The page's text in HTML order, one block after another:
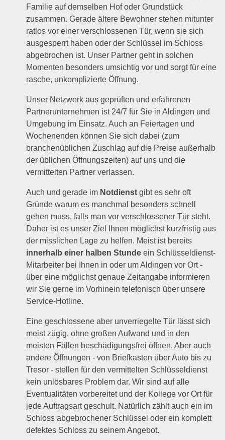
Familie auf demselben Hof oder Grundstück
zusammen. Gerade ältere Bewohner stehen mitunter
ratlos vor einer verschlossenen Tür, wenn sie sich
ausgesperrt haben oder der Schlüssel im Schloss
abgebrochen ist. Unser Partner geht in solchen
Momenten besonders umsichtig vor und sorgt für eine
rasche, unkomplizierte Öffnung.
Unser Netzwerk aus geprüften und erfahrenen
Partnerunternehmen ist 24/7 für Sie in Aldingen und
Umgebung im Einsatz. Auch an Feiertagen und
Wochenenden können Sie sich dabei (zum
branchenüblichen Zuschlag auf die Preise außerhalb
der üblichen Öffnungszeiten) auf uns und die
vermittelten Partner verlassen.
Auch und gerade im Notdienst gibt es sehr oft
Gründe warum es manchmal besonders schnell
gehen muss, falls man vor verschlossener Tür steht.
Daher ist es unser Ziel Ihnen möglichst kurzfristig aus
der misslichen Lage zu helfen. Meist ist bereits
innerhalb einer halben Stunde ein Schlüsseldienst-
Mitarbeiter bei Ihnen in oder um Aldingen vor Ort -
über eine möglichst genaue Zeitangabe informieren
wir Sie gerne im Vorhinein telefonisch über unsere
Service-Hotline.
Eine geschlossene aber unverriegelte Tür lässt sich
meist zügig, ohne großen Aufwand und in den
meisten Fällen beschädigungsfrei öffnen. Aber auch
andere Öffnungen - von Briefkasten über Auto bis zu
Tresor - stellen für den vermittelten Schlüsseldienst
kein unlösbares Problem dar. Wir sind auf alle
Eventualitäten vorbereitet und der Kollege vor Ort für
jede Auftragsart geschult. Natürlich zählt auch ein im
Schloss abgebrochener Schlüssel oder ein komplett
defektes Schloss zu seinem Angebot.